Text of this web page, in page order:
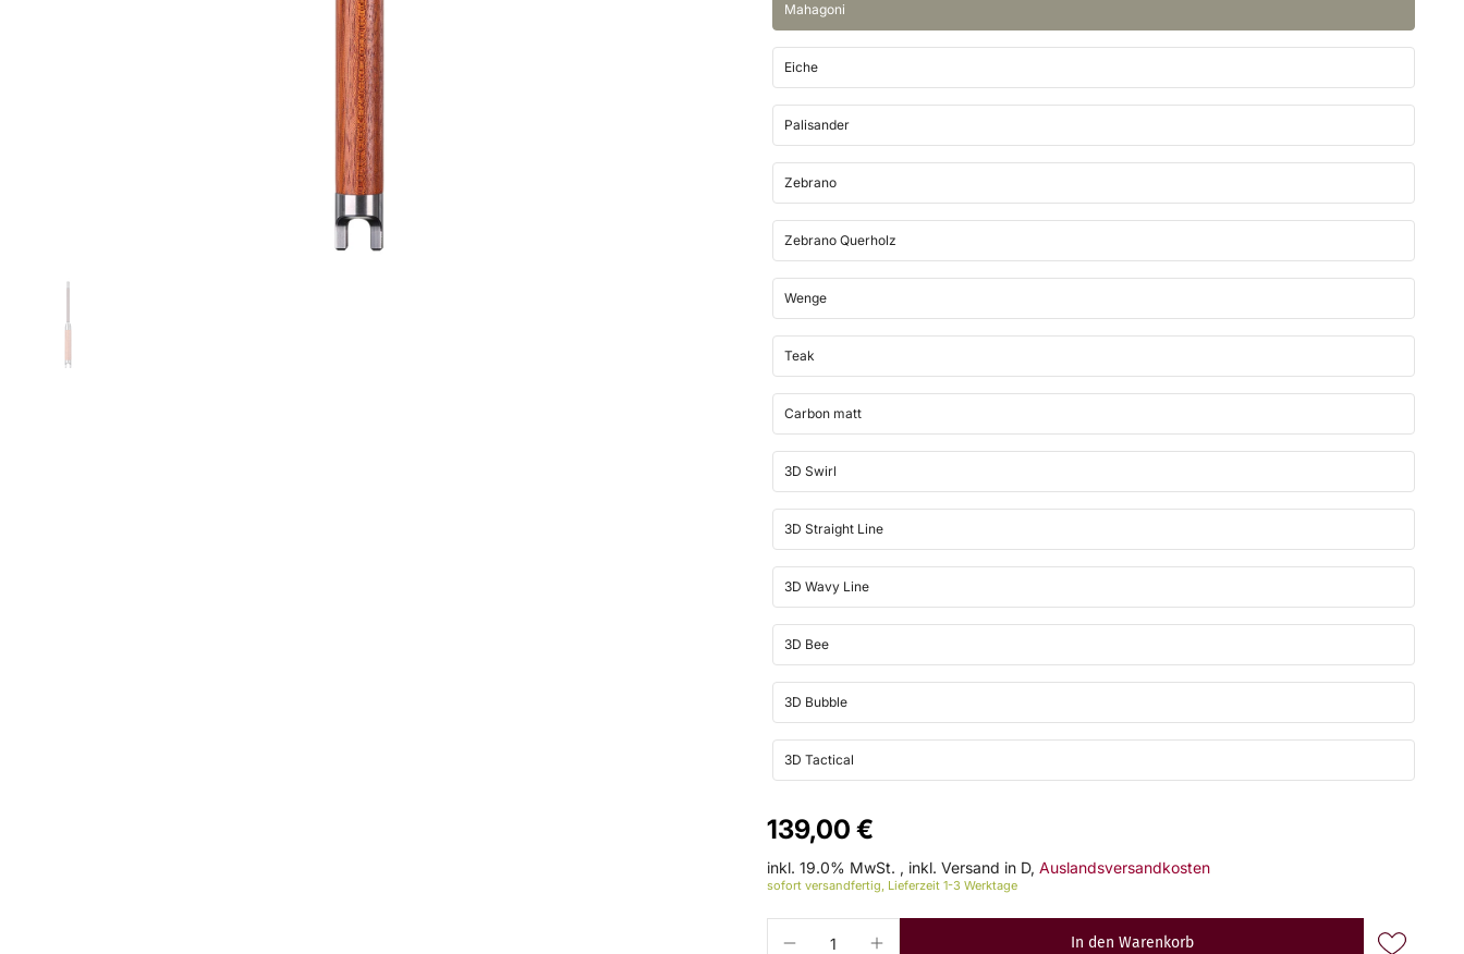
Mahagoni
Eiche
Palisander
Zebrano
Zebrano Querholz
Wenge
Teak
Carbon matt
3D Swirl
3D Straight Line
3D Wavy Line
3D Bee
3D Bubble
3D Tactical
139,00 €
inkl. 19.0% MwSt. , inkl. Versand in D, Auslandsversandkosten
sofort versandfertig, Lieferzeit 1-3 Werktage
In den Warenkorb